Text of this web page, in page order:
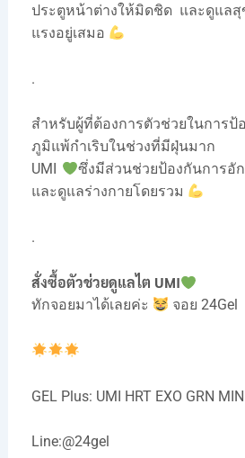
ประตูหน้าต่างให้มิดชิด และดูแลสุ
แรงอยู่เสมอ
.
สำหรับผู้ที่ต้องการตัวช่วยในกา
ภูมิแพ้กำเริบในช่วงที่มีฝุ่นมาก
UMI
ซึ่งมีส่วนช่วยป้องกันการอั
และดูแลร่างกายโดยรวม
.
สั่งซื้อตัวช่วยดูแลไต UMI
ทักจอยมาได้เลยค่ะ จอย 24Gel
GEL Plus: UMI HRT EXO GRN
Line:@24gel